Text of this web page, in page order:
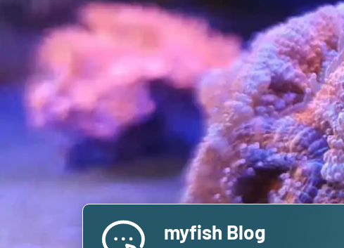
myfish Blog